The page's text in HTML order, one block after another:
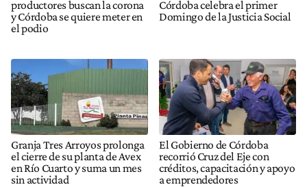
productores buscan la corona
y Córdoba se quiere meter en
el podio
Córdoba celebra el primer
Domingo de la Justicia Social
Granja Tres Arroyos prolonga
el cierre de su planta de Avex
en Río Cuarto y suma un mes
sin actividad
El Gobierno de Córdoba
recorrió Cruz del Eje con
créditos, capacitación y apoyo
a emprendedores